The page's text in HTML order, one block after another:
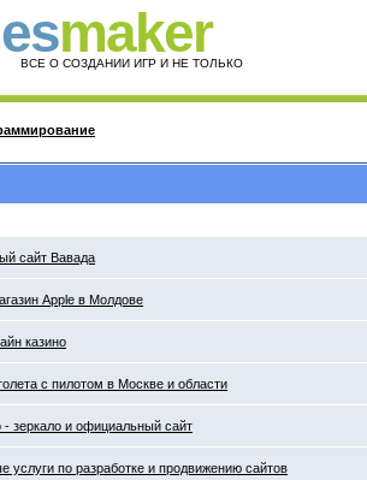
maker
ВСЕ О СОЗДАНИИ ИГР И НЕ ТОЛЬКО
сайт Вавада
Apple в Молдове
казино
с пилотом в Москве и области
- зеркало и официальный сайт
услуги по разработке и продвижению сайтов